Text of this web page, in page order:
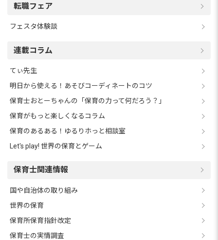
転職フェア
フェスタ体験談
連載コラム
てぃ先生
明日から使える！あそびコーディネートのコツ
保育士おとーちゃんの「保育の力って何だろう？」
保育がもっと楽しくなるコラム
保育のあるある！ゆるりホっと相談室
Let's play! 世界の保育とゲーム
保育士関連情報
国や自治体の取り組み
世界の保育
保育所保育指針改定
保育士の実情調査